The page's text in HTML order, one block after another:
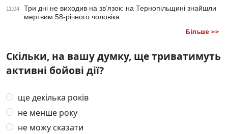
11:04
Три дні не виходив на зв’язок: на Тернопільщині знайшли
мертвим 58-річного чоловіка
Більше >>
Скільки, на вашу думку, ще триватимуть
активні бойові дії?
ще декілька років
не менше року
не можу сказати